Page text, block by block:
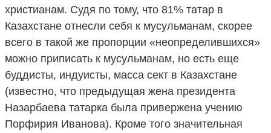
христианам. Судя по тому, что 81% татар в
Казахстане отнесли себя к мусульманам, скорее
всего в такой же пропорции «неопределившихся»
можно приписать к мусульманам, но есть еще
буддисты, индуисты, масса сект в Казахстане
(известно, что предыдущая жена президента
Назарбаева татарка была привержена учению
Порфирия Иванова). Кроме того значительная